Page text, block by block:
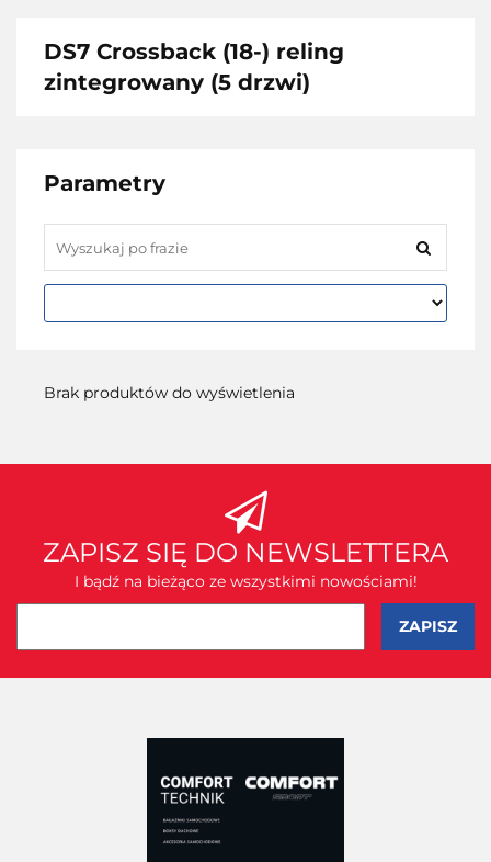
DS7 Crossback (18-) reling
zintegrowany (5 drzwi)
Parametry
Brak produktów do wyświetlenia
ZAPISZ SIĘ DO NEWSLETTERA
I bądź na bieżąco ze wszystkimi nowościami!